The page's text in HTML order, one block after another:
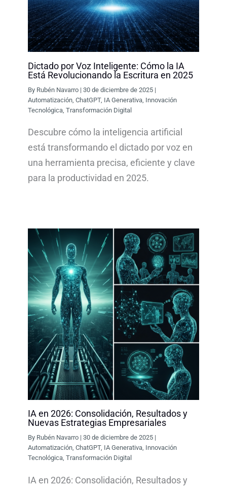
Dictado por Voz Inteligente: Cómo la IA
Está Revolucionando la Escritura en 2025
By Rubén Navarro |30 de diciembre de 2025 |
Automatización ,ChatGPT, IA Generativa Innovación
Tecnológica ,Transformación Digital
Descubre cómo la inteligencia artificial
está transformando el dictado por voz en
una herramienta precisa, eficiente y clave
para la productividad en 2025.
IA en 2026: Consolidación, Resultados y
Nuevas Estrategias Empresariales
By Rubén Navarro |30 de diciembre de 2025 |
Automatización,ChatGPT, IA Generativa, Innovación
Tecnológica,Transformación Digital
IA en 2026: Consolidación, Resultados y